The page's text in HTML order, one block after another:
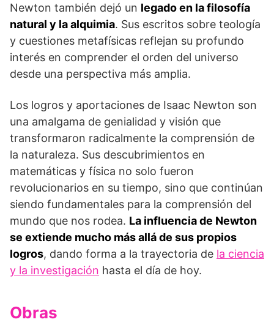
Newton también dejó un legado en la filosofía
natural y la alquimia. Sus escritos sobre teología
y cuestiones metafísicas reflejan su profundo
interés en comprender el orden del universo
desde una perspectiva más amplia.
Los logros y aportaciones de Isaac Newton son
una amalgama de genialidad y visión que
transformaron radicalmente la comprensión de
la naturaleza. Sus descubrimientos en
matemáticas y física no solo fueron
revolucionarios en su tiempo, sino que continúan
siendo fundamentales para la comprensión del
mundo que nos rodea. La influencia de Newton
se extiende mucho más allá de sus propios
logros, dando forma a la trayectoria de la ciencia
y la investigación hasta el día de hoy.
Obras